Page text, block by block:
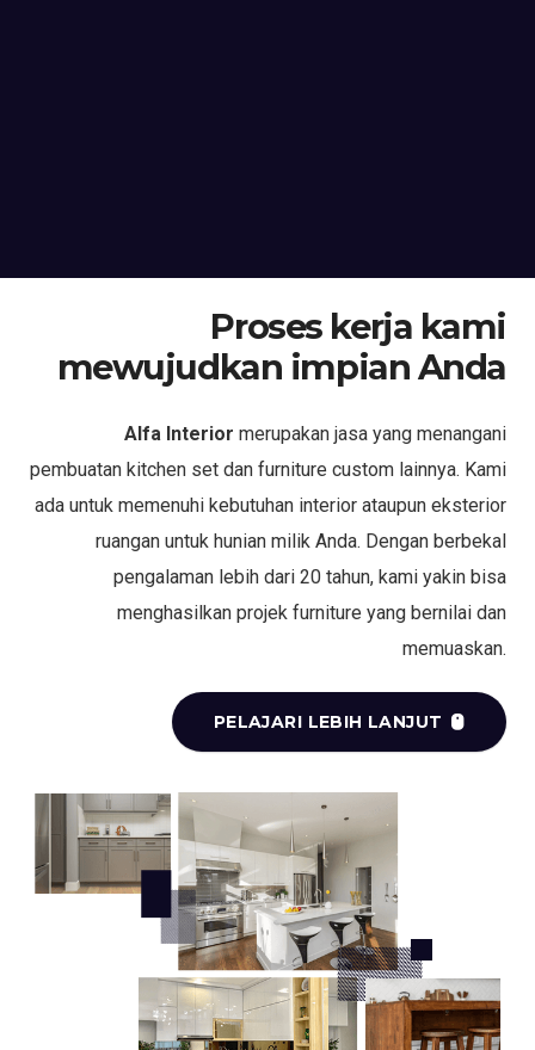
Proses kerja kami
mewujudkan impian Anda
Alfa Interior merupakan jasa yang menangani
pembuatan kitchen set dan furniture custom lainnya. Kami
ada untuk memenuhi kebutuhan interior ataupun eksterior
ruangan untuk hunian milik Anda. Dengan berbekal
pengalaman lebih dari 20 tahun, kami yakin bisa
menghasilkan projek furniture yang bernilai dan
memuaskan.
PELAJARI LEBIH LANJUT